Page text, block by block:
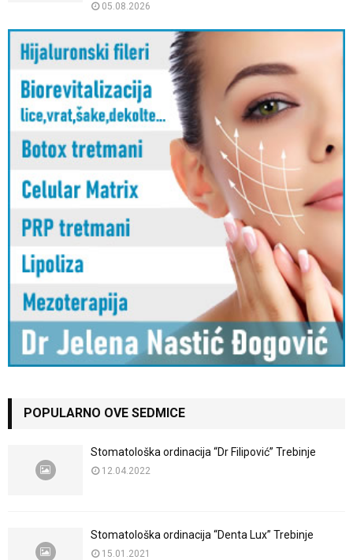
05.08.2026
POPULARNO OVE SEDMICE
Stomatološka ordinacija “Dr Filipović” Trebinje
12.04.2022
Stomatološka ordinacija “Denta Lux” Trebinje
15.01.2021